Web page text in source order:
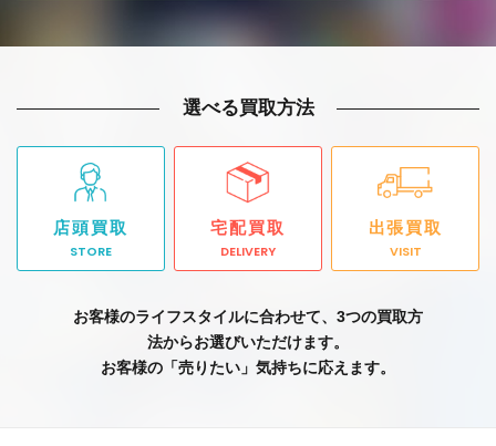
選べる買取方法
店頭買取
STORE
宅配買取
DELIVERY
出張買取
VISIT
お客様のライフスタイルに合わせて、3つの買取方
法からお選びいただけます。
お客様の「売りたい」気持ちに応えます。